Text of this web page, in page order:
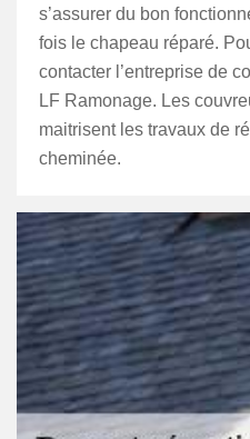
s’assurer du bon
fois le chapeau réparé.
contacter l’entreprise de
LF Ramonage. Les
maitrisent les travaux de
cheminée.